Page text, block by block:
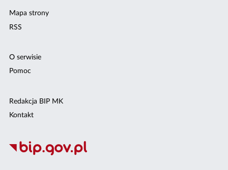
Mapa strony
RSS
O serwisie
Pomoc
Redakcja BIP MK
Kontakt